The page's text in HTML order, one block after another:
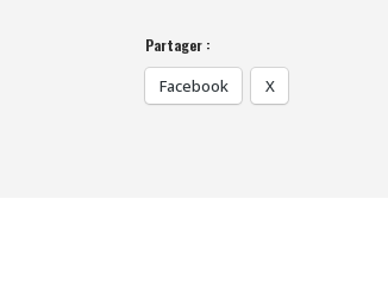
Partager :
Facebook X